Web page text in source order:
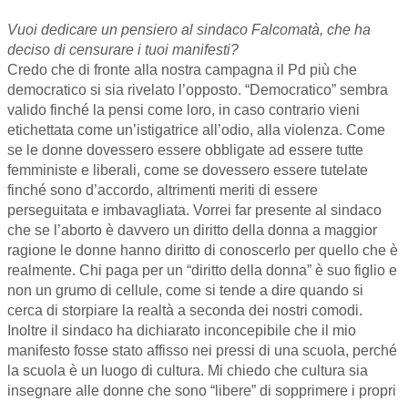
Vuoi dedicare un pensiero al sindaco Falcomatà, che ha
deciso di censurare i tuoi manifesti?
Credo che di fronte alla nostra campagna il Pd più che
democratico si sia rivelato l’opposto. “Democratico” sembra
valido finché la pensi come loro, in caso contrario vieni
etichettata come un’istigatrice all’odio, alla violenza. Come
se le donne dovessero essere obbligate ad essere tutte
femministe e liberali, come se dovessero essere tutelate
finché sono d’accordo, altrimenti meriti di essere
perseguitata e imbavagliata. Vorrei far presente al sindaco
che se l’aborto è davvero un diritto della donna a maggior
ragione le donne hanno diritto di conoscerlo per quello che è
realmente. Chi paga per un “diritto della donna” è suo figlio e
non un grumo di cellule, come si tende a dire quando si
cerca di storpiare la realtà a seconda dei nostri comodi.
Inoltre il sindaco ha dichiarato inconcepibile che il mio
manifesto fosse stato affisso nei pressi di una scuola, perché
la scuola è un luogo di cultura. Mi chiedo che cultura sia
insegnare alle donne che sono “libere” di sopprimere i propri